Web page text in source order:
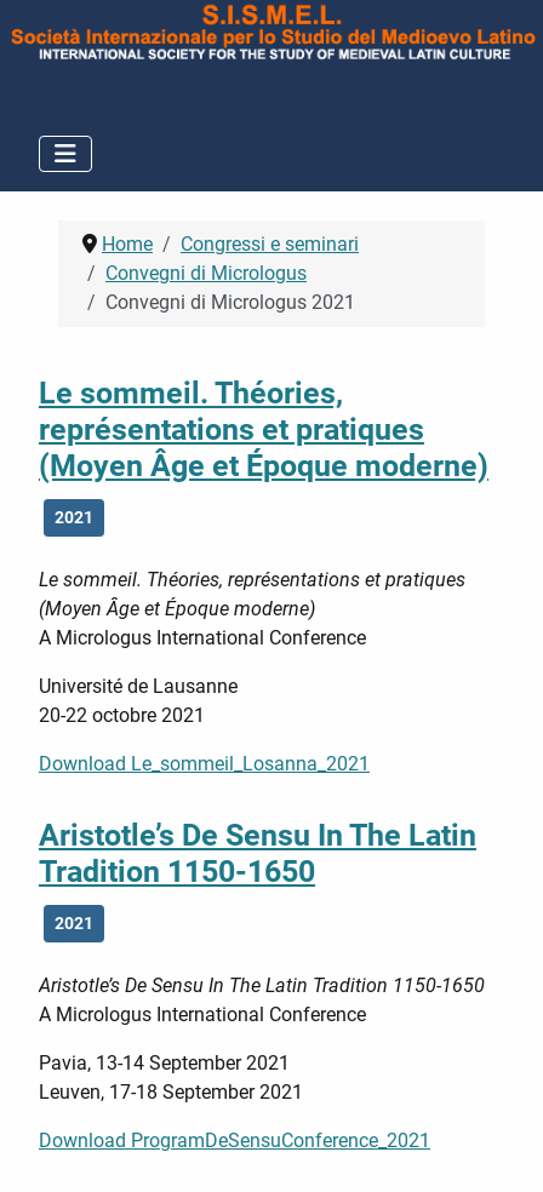
Home
Congressi e seminari
Convegni di Micrologus
Convegni di Micrologus 2021
Le sommeil. Théories,
représentations et pratiques
(Moyen Âge et Époque moderne)
2021
Le sommeil. Théories, représentations et pratiques
(Moyen Âge et Époque moderne)
A Micrologus International Conference
Université de Lausanne
20-22 octobre 2021
Download Le_sommeil_Losanna_2021
Aristotle’s De Sensu In The Latin
Tradition 1150-1650
2021
Aristotle’s De Sensu In The Latin Tradition 1150-1650
A Micrologus International Conference
Pavia, 13-14 September 2021
Leuven, 17-18 September 2021
Download ProgramDeSensuConference_2021